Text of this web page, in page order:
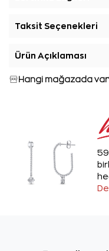
Taksit Seçenekleri
Ürün Açıklaması
Hangi mağazada